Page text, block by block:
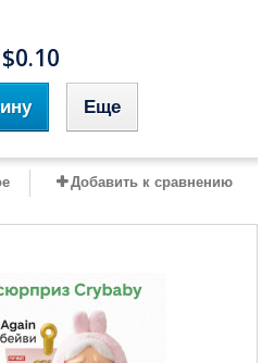
$0.10
Еще
Добавить к сравнению